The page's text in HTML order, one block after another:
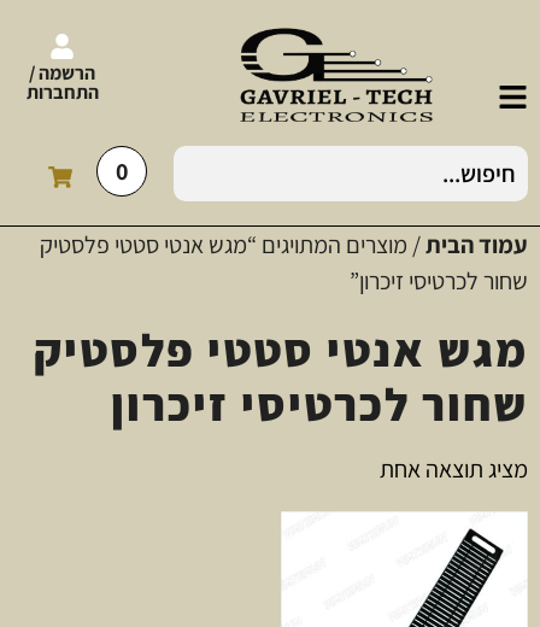
הרשמה /
התחברות
0
עמוד הבית/ מוצרים המתויגים “מגש אנטי סטטי פלסטיק
שחור לכרטיסי זיכרון”
מגש אנטי סטטי פלסטיק
שחור לכרטיסי זיכרון
מציג תוצאה אחת